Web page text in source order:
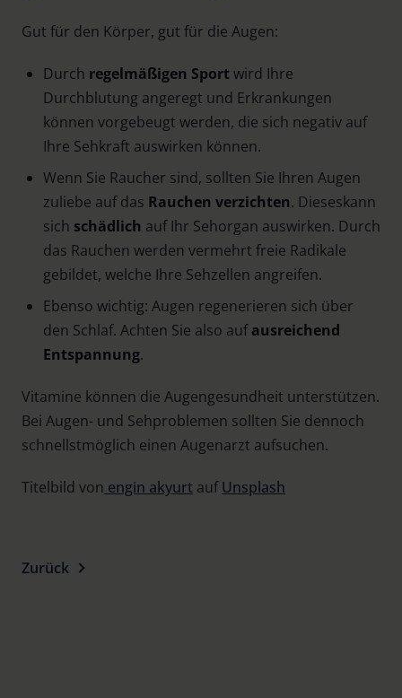
Gut für den Körper, gut für die Augen:
Durch regelmäßigen Sportwird Ihre
Durchblutung angeregt und Erkrankungen
können vorgebeugt werden, die sich negativ auf
Ihre Sehkraft auswirken können.
Wenn Sie Raucher sind, sollten Sie Ihren Augen
zuliebe auf das Rauchen verzichten. Dieseskann
sich schädlich auf Ihr Sehorgan auswirken. Durch
das Rauchen werden vermehrt freie Radikale
gebildet, welche Ihre Sehzellen angreifen.
Ebenso wichtig: Augen regenerieren sich über
den Schlaf. Achten Sie also aufausreichend
Entspannung.
Vitamine können die Augengesundheit unterstützen.
Bei Augen- und Sehproblemen sollten Sie dennoch
schnellstmöglich einen Augenarzt aufsuchen.
Titelbild von engin akyurt aufUnsplash
Zurück